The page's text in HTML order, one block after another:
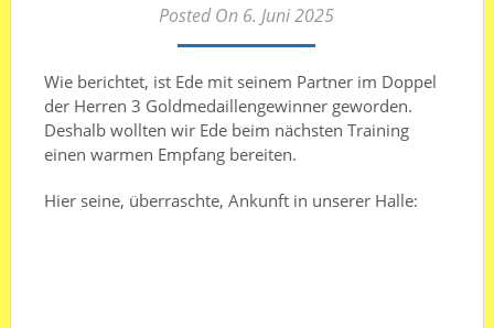
Posted On 6. Juni 2025
Wie berichtet, ist Ede mit seinem Partner im Doppel
der Herren 3 Goldmedaillengewinner geworden.
Deshalb wollten wir Ede beim nächsten Training
einen warmen Empfang bereiten.
Hier seine, überraschte, Ankunft in unserer Halle: